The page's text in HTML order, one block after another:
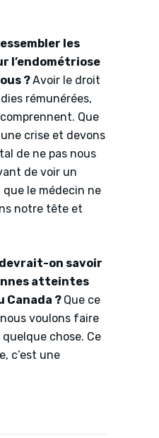
les
l’endométriose
?Avoir le droit
rémunérées,
Que
crise et devons
de ne pas nous
de voir un
le médecin ne
notre tête et
devrait-on savoir
atteintes
Canada ? Que ce
voulons faire
chose. Ce
c’est une